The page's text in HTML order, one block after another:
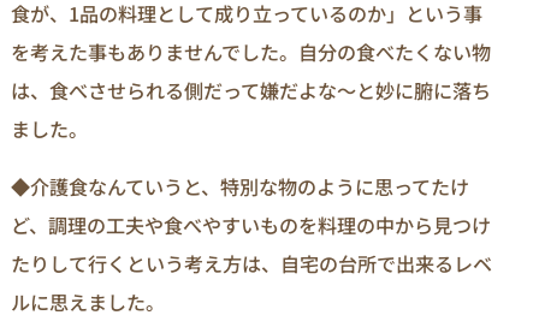
食が、1品の料理として成り立っているのか」という事
を考えた事もありませんでした。自分の食べたくない物
は、食べさせられる側だって嫌だよな～と妙に腑に落ち
ました。
◆介護食なんていうと、特別な物のように思ってたけ
ど、調理の工夫や食べやすいものを料理の中から見つけ
たりして行くという考え方は、自宅の台所で出来るレベ
ルに思えました。